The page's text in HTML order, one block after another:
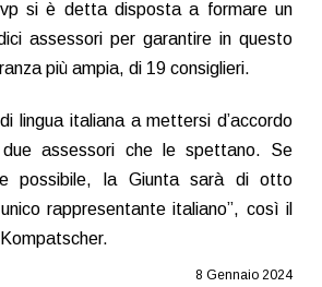
si è detta disposta a formare un
assessori per garantire in questo
più ampia, di 19 consiglieri.
lingua italiana a mettersi d’accordo
assessori che le spettano. Se
possibile, la Giunta sarà di otto
rappresentante italiano”, così il
8 Gennaio 2024